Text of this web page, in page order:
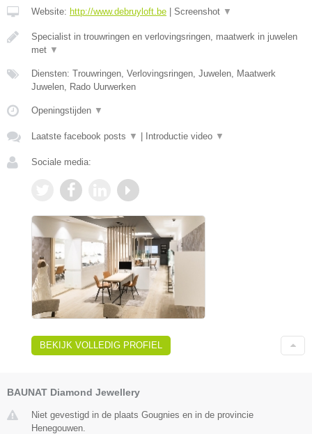
Website: http://www.debruyloft.be Screenshot ▼
Specialist in trouwringen en verlovingsringen, maatwerk in juwelen
met ▼
Diensten: Trouwringen, Verlovingsringen, Juwelen, Maatwerk
Juwelen, Rado Uurwerken
Openingstijden ▼
Laatste facebook posts ▼ Introductie video ▼
Sociale media:
BEKIJK VOLLEDIG PROFIEL
BAUNAT Diamond Jewellery
Niet gevestigd in de plaats Gougnies en in de provincie
Henegouwen.